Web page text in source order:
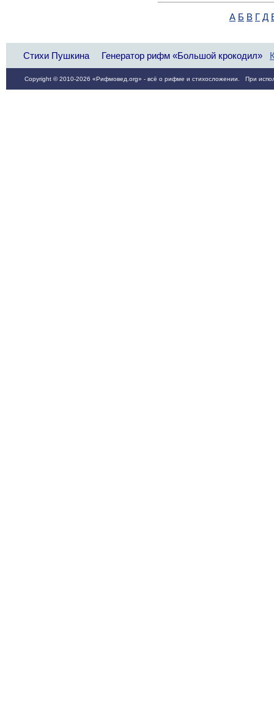
А Б В Г Д
Стихи Пушкина Генератор рифм «Большой крокодил»
Copyright © 2010-2026 «Рифмовед.org» - всё о рифме и стихосложении. При